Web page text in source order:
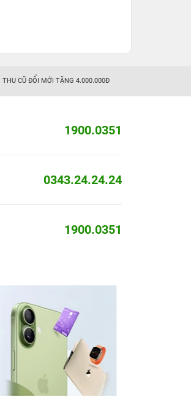
THU CŨ ĐỔI MỚI TẶNG 4.000.000Đ
1900.0351
0343.24.24.24
1900.0351